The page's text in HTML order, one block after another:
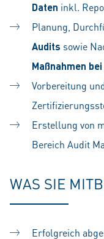
Daten inkl.
Planung,
Audits sowie
Maßnahmen
Vorbereitung
Erstellung von
Bereich Audit
WAS SIE
Erfolgreich